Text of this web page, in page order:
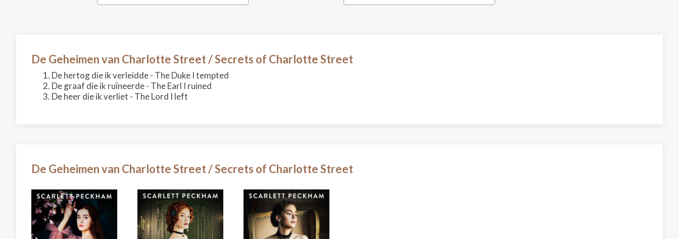
De Geheimen van Charlotte Street / Secrets of Charlotte Street
De hertog die ik verleidde - The Duke I tempted
De graaf die ik ruïneerde - The Earl I ruined
De heer die ik verliet - The Lord I left
De Geheimen van Charlotte Street / Secrets of Charlotte Street